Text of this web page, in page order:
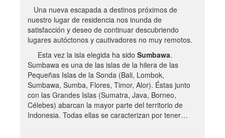
Una nueva escapada a destinos próximos de
nuestro lugar de residencia nos inunda de
satisfacción y deseo de continuar descubriendo
lugares autóctonos y cautivadores no muy remotos.
Esta vez la isla elegida ha sido Sumbawa.
Sumbawa es una de las islas de la hilera de las
Pequeñas Islas de la Sonda (Bali, Lombok,
Sumbawa, Sumba, Flores, Timor, Alor). Éstas junto
con las Grandes Islas (Sumatra, Java, Borneo,
Célebes) abarcan la mayor parte del territorio de
Indonesia. Todas ellas se caracterizan por tener…